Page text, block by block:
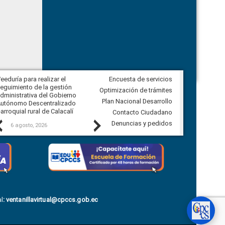
Previous
para realizar el
de la gestión
del Gobierno
Descentralizado
rural de Calacalí
6 agosto, 2026
Veeduría para vigilar los acuerdos,
derivados de la Audiencia Pública
comunidad Urbina, parroquia la
Carolina
5 agosto, 2026
Next
Encuesta de servicios
Optimización de trámites
Plan Nacional Desarrollo
Contacto Ciudadano
Denuncias y pedidos
:ventanillavirtual@cpccs.gob.ec